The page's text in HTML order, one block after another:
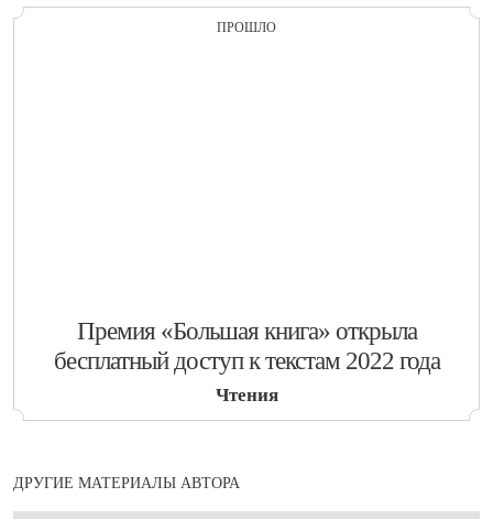
ПРОШЛО
​Премия «Большая книга» открыла
бесплатный доступ к текстам 2022 года
Чтения
ДРУГИЕ МАТЕРИАЛЫ АВТОРА